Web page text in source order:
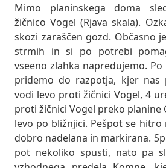
Mimo planinskega doma
žičnico Vogel (Rjava skala).
skozi zaraščen gozd. Občasno
strmih in si po potrebi
vseeno zlahka napredujemo.
pridemo do razpotja, kjer nas
vodi levo proti žičnici Vogel, 4
proti žičnici Vogel preko planine
levo po bližnjici. Pešpot se hitro
dobro nadelana in markirana.
pot nekoliko spusti, nato pa